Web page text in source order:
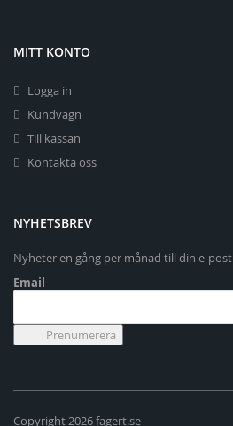
MITT KONTO
Logga in
Kundvagn
Till kassan
Kontakta oss
NYHETSBREV
Nyheter en gång per månad till din e-post
Email
Copyright 2026 fagert.se